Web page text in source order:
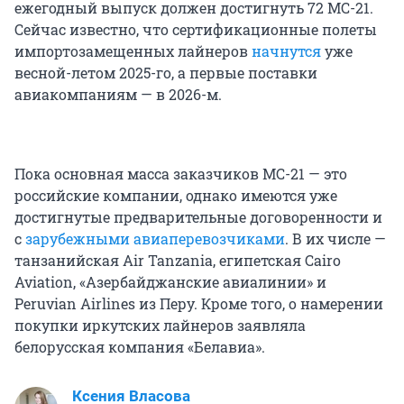
ежегодный выпуск должен достигнуть 72 МС-21.
Сейчас известно, что сертификационные полеты
импортозамещенных лайнеровначнутсяуже
весной-летом 2025-го, а первые поставки
авиакомпаниям — в 2026-м.
Пока основная масса заказчиков МС-21 — это
российские компании, однако имеются уже
достигнутые предварительные договоренности и
сзарубежными авиаперевозчиками. В их числе —
танзанийская Air Tanzania, египетская Cairo
Aviation, «Азербайджанские авиалинии» и
Peruvian Airlines из Перу. Кроме того, о намерении
покупки иркутских лайнеров заявляла
белорусская компания «Белавиа».
Ксения Власова